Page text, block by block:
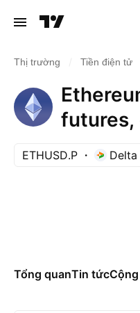
Thị trường Tiền điện tử
futures,
&
ETHUSD.P Delta
Tổng quanTin tức